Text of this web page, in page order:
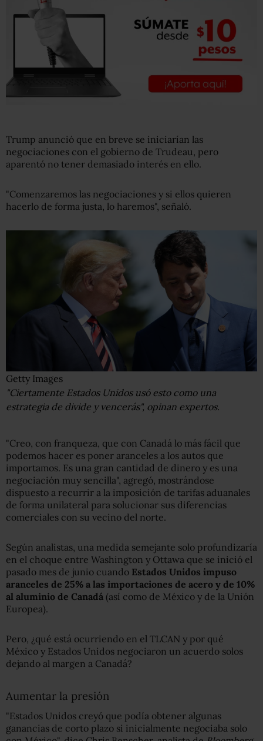
Trump anunció que en breve se iniciarían las
negociaciones con el gobierno de Trudeau, pero
aparentó no tener demasiado interés en ello.
"Comenzaremos las negociaciones y si ellos quieren
hacerlo de forma justa, lo haremos", señaló.
Getty Images
"Ciertamente Estados Unidos usó esto como una
estrategia de divide y vencerás", opinan expertos.
"Creo, con franqueza, que con Canadá lo más fácil que
podemos hacer es poner aranceles a los autos que
importamos. Es una gran cantidad de dinero y es una
negociación muy sencilla", agregó, mostrándose
dispuesto a recurrir a la imposición de tarifas aduanales
de forma unilateral para solucionar sus diferencias
comerciales con su vecino del norte.
Según analistas, una medida semejante solo profundizaría
en el choque entre Washington y Ottawa que se inició el
pasado mes de junio cuando Estados Unidos impuso
aranceles de 25% a las importaciones de acero y de 10%
al aluminio de Canadá (así como de México y de la Unión
Europea).
Pero, ¿qué está ocurriendo en el TLCAN y por qué
México y Estados Unidos negociaron un acuerdo solos
dejando al margen a Canadá?
Aumentar la presión
"Estados Unidos creyó que podía obtener algunas
ganancias de corto plazo si inicialmente negociaba solo